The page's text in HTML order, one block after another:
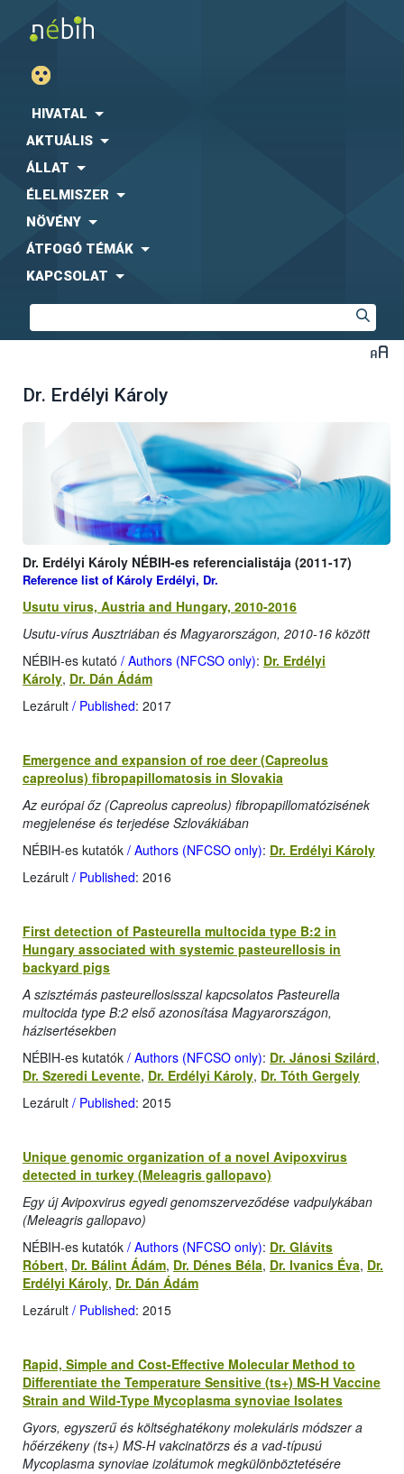
HIVATAL
AKTUÁLIS
ÁLLAT
ÉLELMISZER
NÖVÉNY
ÁTFOGÓ TÉMÁK
KAPCSOLAT
Dr. Erdélyi Károly
Dr. Erdélyi Károly NÉBIH-es referencialistája (2011-17)
Reference list of Károly Erdélyi, Dr.
Usutu virus, Austria and Hungary, 2010-2016
Usutu-vírus Ausztriában és Magyarországon, 2010-16 között
NÉBIH-es kutató / Authors (NFCSO only): Dr. Erdélyi
Károly, Dr. Dán Ádám
Lezárult / Published: 2017
Emergence and expansion of roe deer (Capreolus
capreolus) fibropapillomatosis in Slovakia
Az európai őz (Capreolus capreolus) fibropapillomatózisének
megjelenése és terjedése Szlovákiában
NÉBIH-es kutatók / Authors (NFCSO only): Dr. Erdélyi Károly
Lezárult / Published: 2016
First detection of Pasteurella multocida type B:2 in
Hungary associated with systemic pasteurellosis in
backyard pigs
A szisztémás pasteurellosisszal kapcsolatos Pasteurella
multocida type B:2 első azonosítása Magyarországon,
házisertésekben
NÉBIH-es kutatók / Authors (NFCSO only): Dr. Jánosi Szilárd,
Dr. Szeredi Levente, Dr. Erdélyi Károly, Dr. Tóth Gergely
Lezárult / Published: 2015
Unique genomic organization of a novel Avipoxvirus
detected in turkey (Meleagris gallopavo)
Egy új Avipoxvirus egyedi genomszerveződése vadpulykában
(Meleagris gallopavo)
NÉBIH-es kutatók / Authors (NFCSO only): Dr. Glávits
Róbert, Dr. Bálint Ádám, Dr. Dénes Béla, Dr. Ivanics Éva, Dr.
Erdélyi Károly, Dr. Dán Ádám
Lezárult / Published: 2015
Rapid, Simple and Cost-Effective Molecular Method to
Differentiate the Temperature Sensitive (ts+) MS-H Vaccine
Strain and Wild-Type Mycoplasma synoviae Isolates
Gyors, egyszerű és költséghatékony molekuláris módszer a
hőérzékeny (ts+) MS-H vakcinatörzs és a vad-típusú
Mycoplasma synoviae izolátumok megkülönböztetésére